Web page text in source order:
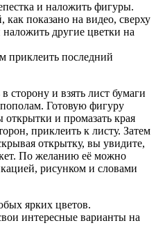
и наложить фигуры.
как показано на видео, сверху
наложить другие цветки на
приклеить последний
сторону и взять лист бумаги
Готовую фигуру
и промазать края
приклеить к листу. Затем
открытку, вы увидите,
По желанию её можно
рисунком и словами
ярких цветов.
интересные варианты на